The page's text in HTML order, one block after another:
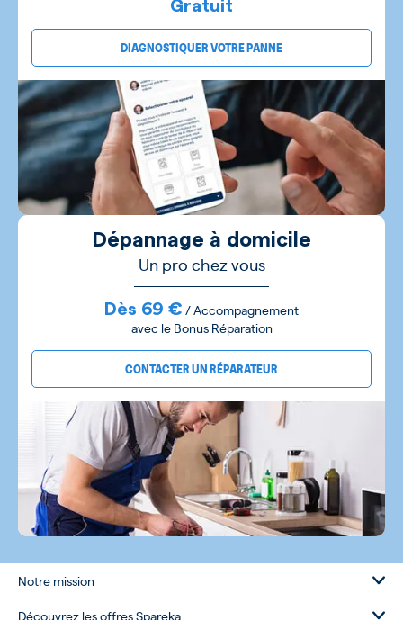
Gratuit
DIAGNOSTIQUER VOTRE PANNE
Dépannage à domicile
Un pro chez vous
Dès 69 € / Accompagnement
avec le Bonus Réparation
CONTACTER UN RÉPARATEUR
Notre mission
Découvrez les offres Spareka